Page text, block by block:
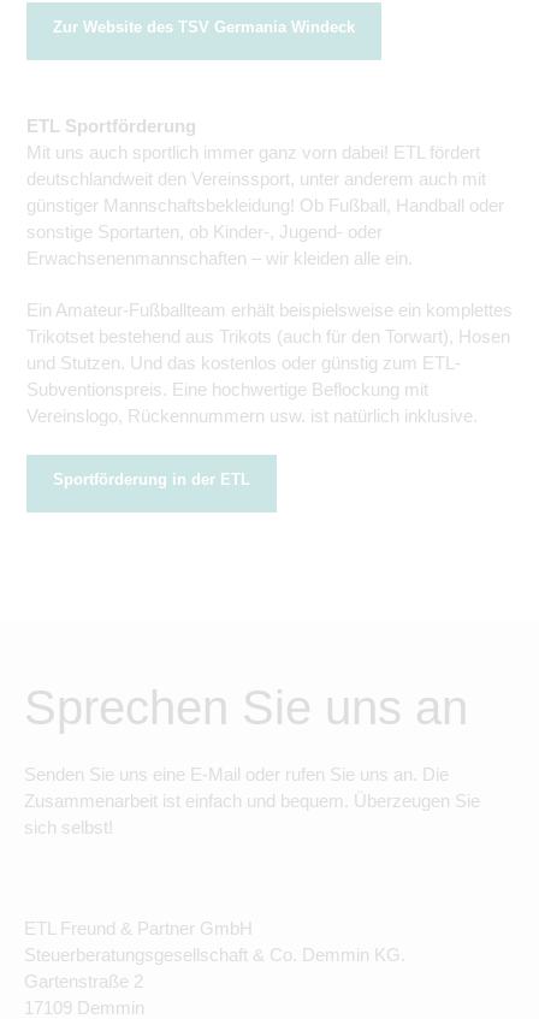
Zur Website des TSV Germania Windeck
ETL Sportförderung
Mit uns auch sportlich immer ganz vorn dabei! ETL fördert
deutschlandweit den Vereinssport, unter anderem auch mit
günstiger Mannschaftsbekleidung! Ob Fußball, Handball oder
sonstige Sportarten, ob Kinder-, Jugend- oder
Erwachsenenmannschaften – wir kleiden alle ein.
Ein Amateur-Fußballteam erhält beispielsweise ein komplettes
Trikotset bestehend aus Trikots (auch für den Torwart), Hosen
und Stutzen. Und das kostenlos oder günstig zum ETL-
Subventionspreis. Eine hochwertige Beflockung mit
Vereinslogo, Rückennummern usw. ist natürlich inklusive.
Sportförderung in der ETL
Sprechen Sie uns an
Senden Sie uns eine E-Mail oder rufen Sie uns an. Die
Zusammenarbeit ist einfach und bequem. Überzeugen Sie
sich selbst!
ETL Freund & Partner GmbH
Steuerberatungsgesellschaft & Co. Demmin KG.
Gartenstraße 2
17109 Demmin